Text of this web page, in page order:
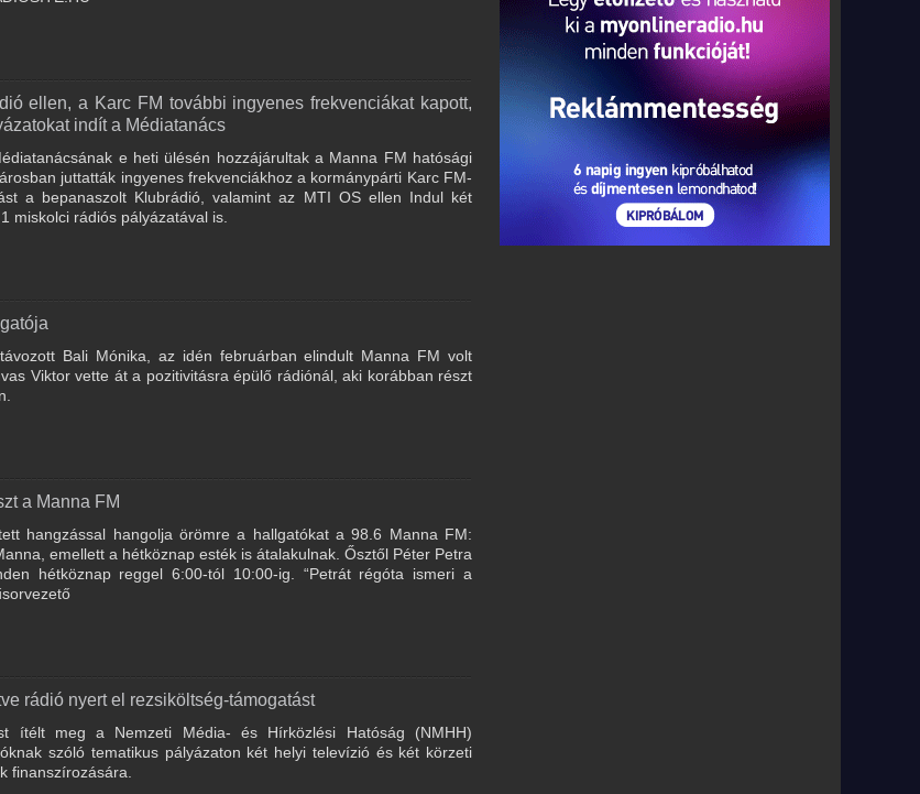
ellen, a Karc FM további ingyenes frekvenciákat kapott,
indít a Médiatanács
e heti ülésén hozzájárultak a Manna FM hatósági
juttatták ingyenes frekvenciákhoz a kormánypárti Karc FM-
a bepanaszolt Klubrádió, valamint az MTI OS ellen Indul két
miskolci rádiós pályázatával is.
Bali Mónika, az idén februárban elindult Manna FM volt
Viktor vette át a pozitivitásra épülő rádiónál, aki korábban részt
a Manna FM
hangzással hangolja örömre a hallgatókat a 98.6 Manna FM:
emellett a hétköznap esték is átalakulnak. Ősztől Péter Petra
hétköznap reggel 6:00-tól 10:00-ig. “Petrát régóta ismeri a
rádió nyert el rezsiköltség-támogatást
ítélt meg a Nemzeti Média- és Hírközlési Hatóság (NMHH)
szóló tematikus pályázaton két helyi televízió és két körzeti
finanszírozására.